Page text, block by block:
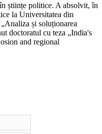
științe politice. A absolvit, în
la Universitatea din
și soluționarea
doctoratul cu teza „India's
and regional